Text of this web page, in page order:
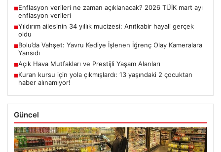
■Enflasyon verileri ne zaman açıklanacak? 2026 TÜİK mart ayı
enflasyon verileri
■Yıldırım ailesinin 34 yıllık mucizesi: Anıtkabir hayali gerçek
oldu
■Bolu’da Vahşet: Yavru Kediye İşlenen İğrenç Olay Kameralara
Yansıdı
■Açık Hava Mutfakları ve Prestijli Yaşam Alanları
■Kuran kursu için yola çıkmışlardı: 13 yaşındaki 2 çocuktan
haber alınamıyor!
Güncel